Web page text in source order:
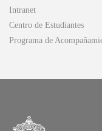
Intranet
Centro de Estudiantes
Programa de